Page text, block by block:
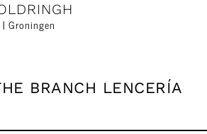
Groningen
BRANCH LENCERÍA